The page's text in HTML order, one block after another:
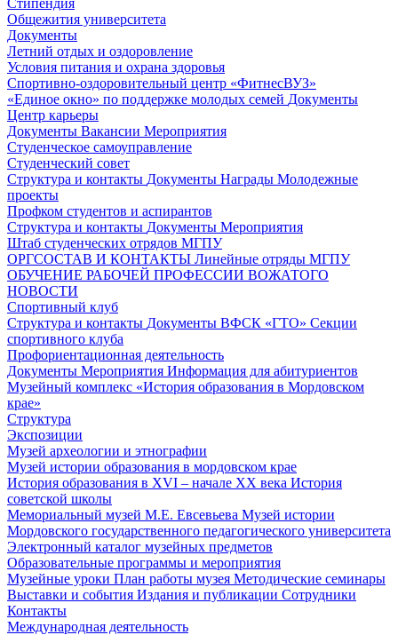
Общежития университета
Документы
Летний отдых и оздоровление
Условия питания и охрана здоровья
Спортивно-оздоровительный центр «ФитнесВУЗ»
«Единое окно» по поддержке молодых семей Документы
Центр карьеры
Документы Вакансии Мероприятия
Студенческое самоуправление
Студенческий совет
Структура и контакты Документы Награды Молодежные
проекты
Профком студентов и аспирантов
Структура и контакты Документы Мероприятия
Штаб студенческих отрядов МГПУ
ОРГСОСТАВ И КОНТАКТЫ Линейные отряды МГПУ
ОБУЧЕНИЕ РАБОЧЕЙ ПРОФЕССИИ ВОЖАТОГО
НОВОСТИ
Спортивный клуб
Структура и контакты Документы ВФСК «ГТО» Секции
спортивного клуба
Профориентационная деятельность
Документы Мероприятия Информация для абитуриентов
Музейный комплекс «История образования в Мордовском
крае»
Структура
Экспозиции
Музей археологии и этнографии
Музей истории образования в мордовском крае
История образования в XVI – начале XX века История
советской школы
Мемориальный музей М.Е. Евсевьева Музей истории
Мордовского государственного педагогического университета
Электронный каталог музейных предметов
Образовательные программы и мероприятия
Музейные уроки План работы музея Методические семинары
Выставки и события Издания и публикации Сотрудники
Контакты
Международная деятельность